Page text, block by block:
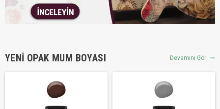
YENI OPAK MUM BOYASI Devamını Gör trending_flat